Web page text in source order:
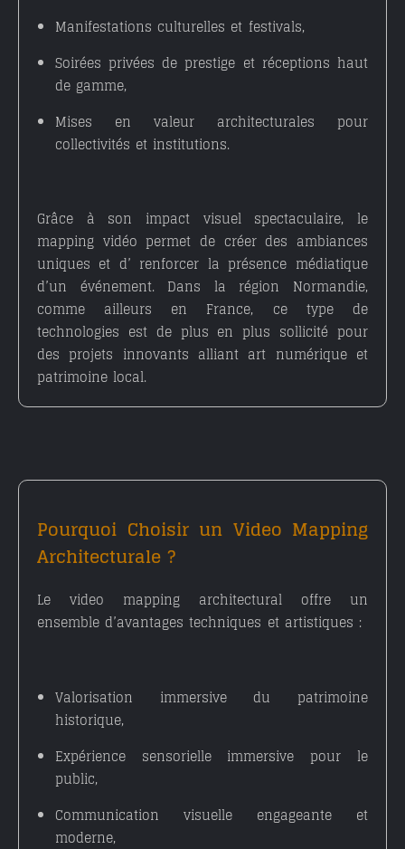
Manifestations culturelles et festivals,
Soirées privées de prestige et réceptions haut
de gamme,
Mises en valeur architecturales pour
collectivités et institutions.
Grâce à son impact visuel spectaculaire, le
mapping vidéo permet de créer des ambiances
uniques et d’ renforcer la présence médiatique
d’un événement. Dans la région Normandie,
comme ailleurs en France, ce type de
technologies est de plus en plus sollicité pour
des projets innovants alliant art numérique et
patrimoine local.
Pourquoi Choisir un Video Mapping
Architecturale ?
Le video mapping architectural offre un
ensemble d’avantages techniques et artistiques :
Valorisation immersive du patrimoine
historique,
Expérience sensorielle immersive pour le
public,
Communication visuelle engageante et
moderne,